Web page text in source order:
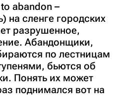
abandon –
на сленге городских
разрушенное,
Абандонщики,
по лестницам
бьются об
Понять их может
поднимался вот на